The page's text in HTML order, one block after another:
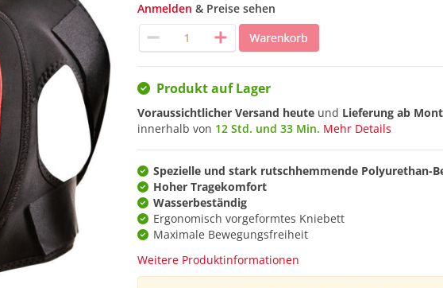
Anmelden & Preise sehen
Produkt auf Lager
Voraussichtlicher Versand heute und Lieferung ab
innerhalb von 12 Std. und 33 Min. Mehr Details
Spezielle und stark rutschhemmende Polyurethan-
Hoher Tragekomfort
Wasserbeständig
Ergonomisch vorgeformtes Kniebett
Maximale Bewegungsfreiheit
Weitere Produktinformationen